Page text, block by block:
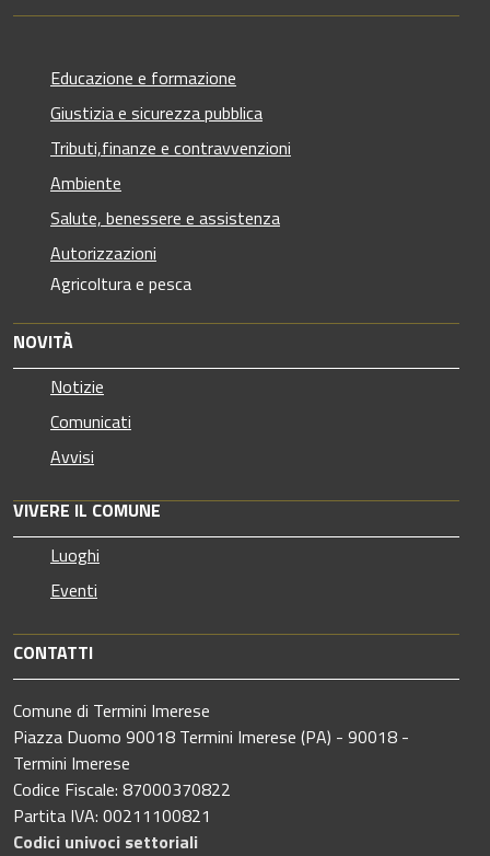
Educazione e formazione
Giustizia e sicurezza pubblica
Tributi,finanze e contravvenzioni
Ambiente
Salute, benessere e assistenza
Autorizzazioni
Agricoltura e pesca
NOVITÀ
Notizie
Comunicati
Avvisi
VIVERE IL COMUNE
Luoghi
Eventi
CONTATTI
Comune di Termini Imerese
Piazza Duomo 90018 Termini Imerese (PA) - 90018 -
Termini Imerese
Codice Fiscale: 87000370822
Partita IVA: 00211100821
Codici univoci settoriali